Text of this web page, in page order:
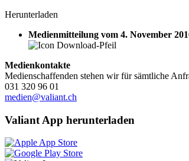
Herunterladen
Medienmitteilung vom 4. November
Medienkontakte
Medienschaffenden stehen wir für sämtliche
031 320 96 01
medien@valiant.ch
Valiant App herunterladen